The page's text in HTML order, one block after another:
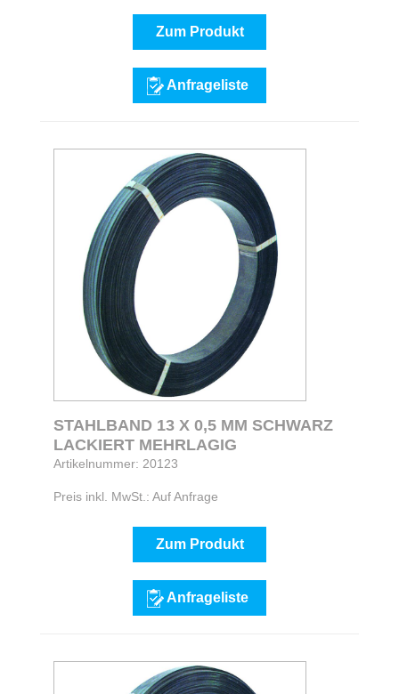
Zum Produkt
Anfrageliste
STAHLBAND 13 X 0,5 MM SCHWARZ
LACKIERT MEHRLAGIG
Artikelnummer: 20123
Preis inkl. MwSt.: Auf Anfrage
Zum Produkt
Anfrageliste